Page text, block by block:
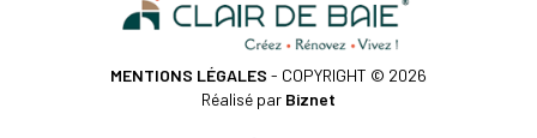
MENTIONS LÉGALES - COPYRIGHT © 2026
Réalisé par Biznet